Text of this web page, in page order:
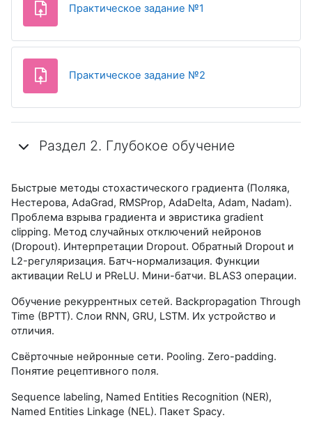
Практическое задание №1
Практическое задание №2
Раздел 2. Глубокое обучение
Быстрые методы стохастического градиента (Поляка,
Нестерова, AdaGrad, RMSProp, AdaDelta, Adam, Nadam).
Проблема взрыва градиента и эвристика gradient
clipping. Метод случайных отключений нейронов
(Dropout). Интерпретации Dropout. Обратный Dropout и
L2-регуляризация. Батч-нормализация. Функции
активации ReLU и PReLU. Мини-батчи. BLAS3 операции.
Обучение рекуррентных сетей. Backpropagation Through
Time (BPTT). Слои RNN, GRU, LSTM. Их устройство и
отличия.
Свёрточные нейронные сети. Pooling. Zero-padding.
Понятие рецептивного поля.
Sequence labeling, Named Entities Recognition (NER),
Named Entities Linkage (NEL). Пакет Spacy.